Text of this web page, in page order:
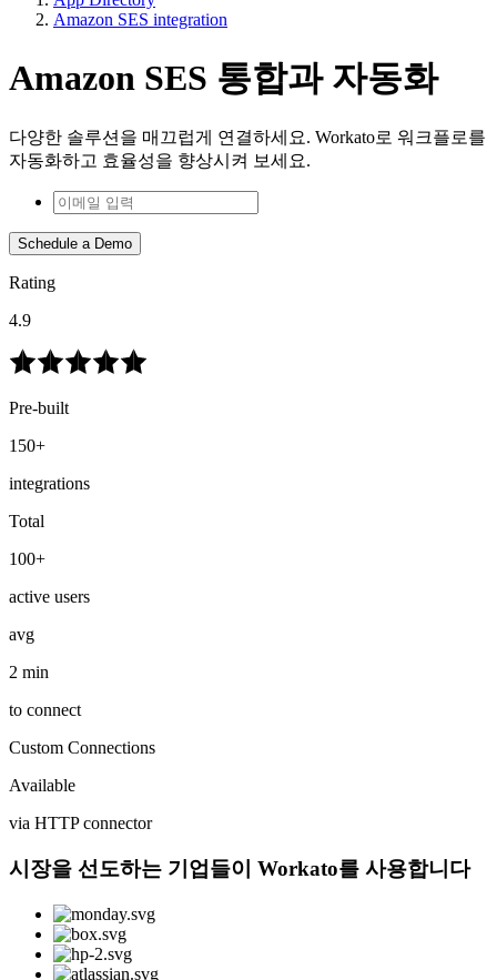
Amazon SES integration
Amazon SES 통합과 자동화
다양한 솔루션을 매끄럽게 연결하세요. Workato로 워크플로를
자동화하고 효율성을 향상시켜 보세요.
Schedule a Demo
Rating
4.9
Pre-built
150+
integrations
Total
100+
active users
avg
2 min
to connect
Custom Connections
Available
via HTTP connector
시장을 선도하는 기업들이 Workato를 사용합니다